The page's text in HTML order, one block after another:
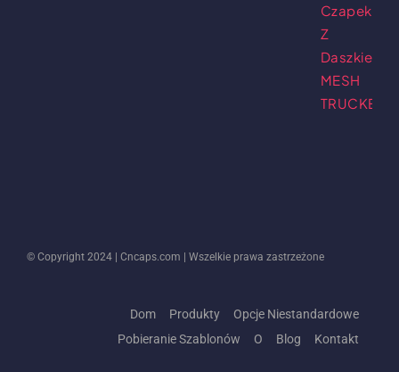
© Copyright 2024 | Cncaps.com | Wszelkie prawa zastrzeżone
Dom Produkty
Opcje Niestandardowe
Pobieranie Szablonów
O Blog Kontakt